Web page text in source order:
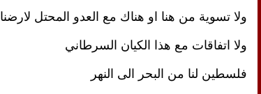
ولا تسوية من هنا او هناك مع العدو المحتل لارضنا
ولا اتفاقات مع هذا الكيان السرطاني
فلسطين لنا من البحر الى النهر